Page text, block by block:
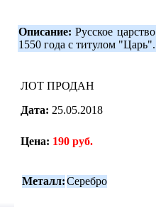
Описание: Русское
1550 года с титулом
ЛОТ ПРОДАН
Дата: 25.05.2018
Цена: 190 руб.
Металл:Серебро